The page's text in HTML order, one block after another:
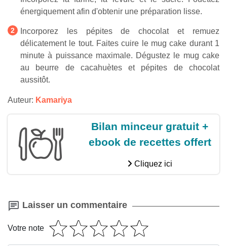
énergiquement afin d'obtenir une préparation lisse.
Incorporez les pépites de chocolat et remuez
délicatement le tout. Faites cuire le mug cake durant 1
minute à puissance maximale. Dégustez le mug cake
au beurre de cacahuètes et pépites de chocolat
aussitôt.
Auteur: Kamariya
Bilan minceur gratuit +
ebook de recettes offert
Cliquez ici
Laisser un commentaire
Votre note